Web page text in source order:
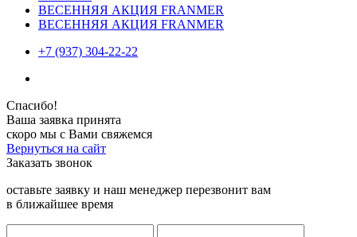
ВЕСЕННЯЯ АКЦИЯ FRANMER
ВЕСЕННЯЯ АКЦИЯ FRANMER
+7 (937) 304-22-22
Спасибо!
Ваша заявка принята
скоро мы с Вами свяжемся
Вернуться на сайт
Заказать звонок
оставьте заявку и наш менеджер перезвонит вам
в ближайшее время